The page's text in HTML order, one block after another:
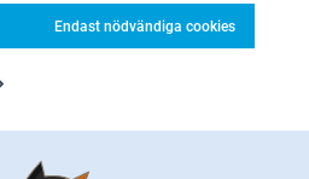
Endast nödvändiga cookies
experimenting with
advertisement
efficiency across
Tracks the conversion
and the advertisement
Beständi